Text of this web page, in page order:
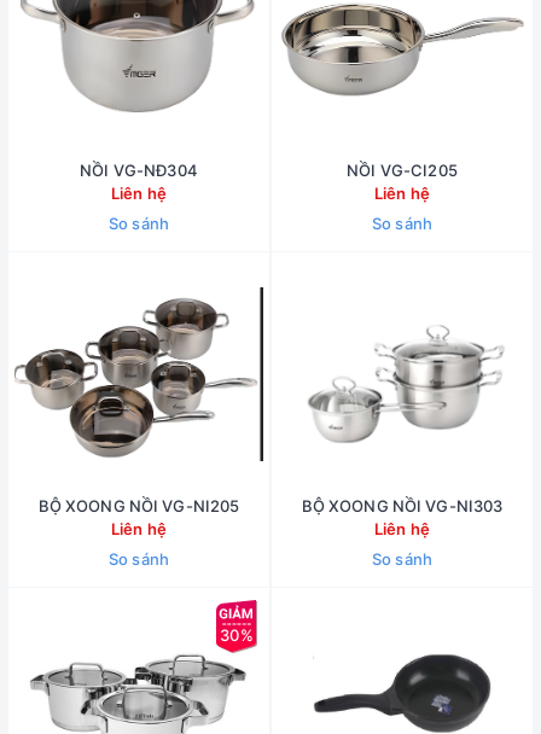
NỒI VG-NĐ304
Liên hệ
So sánh
NỒI VG-CI205
Liên hệ
So sánh
BỘ XOONG NỒI VG-NI205
Liên hệ
So sánh
BỘ XOONG NỒI VG-NI303
Liên hệ
So sánh
30%